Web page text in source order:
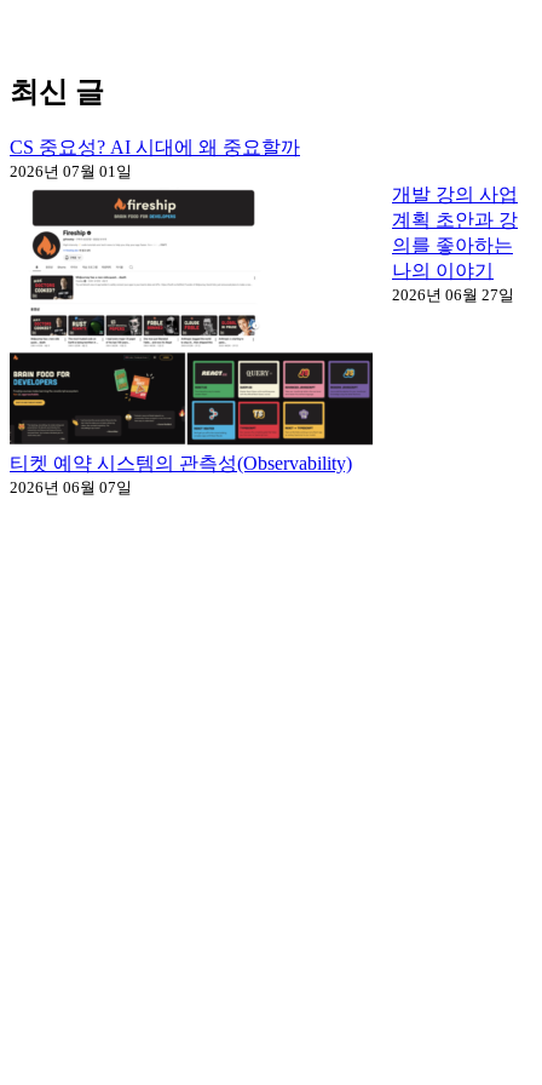
최신 글
CS 중요성? AI 시대에 왜 중요할까
2026년 07월 01일
개발 강의 사업
계획 초안과 강
의를 좋아하는
나의 이야기
2026년 06월 27일
티켓 예약 시스템의 관측성(Observability)
2026년 06월 07일